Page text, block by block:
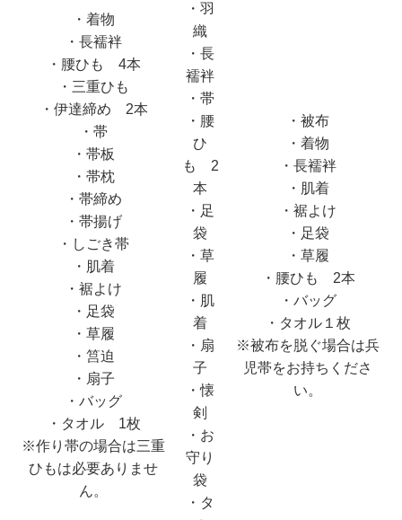
・着物
・長襦袢
・腰ひも 4本
・三重ひも
・伊達締め 2本
・帯
・帯板
・帯枕
・帯締め
・帯揚げ
・しごき帯
・肌着
・裾よけ
・足袋
・草履
・筥迫
・扇子
・バッグ
・タオル 1枚
※作り帯の場合は三重
ひもは必要ありませ
ん。
・羽
織
・長
襦袢
・帯
・腰
ひ
も 2
本
・足
袋
・草
履
・肌
着
・扇
子
・懐
剣
・お
守り
袋
・タ
・被布
・着物
・長襦袢
・肌着
・裾よけ
・足袋
・草履
・腰ひも 2本
・バッグ
・タオル１枚
※被布を脱ぐ場合は兵
児帯をお持ちくださ
い。